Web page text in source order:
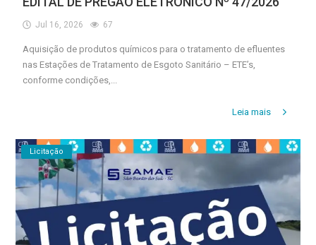
Jul 16, 2026 67
Aquisição de produtos químicos para o tratamento de efluentes
nas Estações de Tratamento de Esgoto Sanitário – ETE’s,
conforme condições,...
Leia mais
Licitação